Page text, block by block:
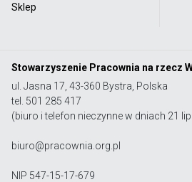
Sklep
Stowarzyszenie Pracownia na rzecz
ul. Jasna 17, 43-360 Bystra, Polska
tel. 501 285 417
(biuro i telefon nieczynne w dniach 21
biuro@pracownia.org.pl
NIP 547-15-17-679